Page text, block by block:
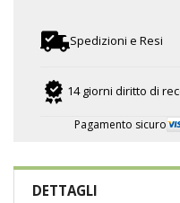
Spedizioni e Resi
14 giorni diritto di
Pagamento sicuro
DETTAGLI